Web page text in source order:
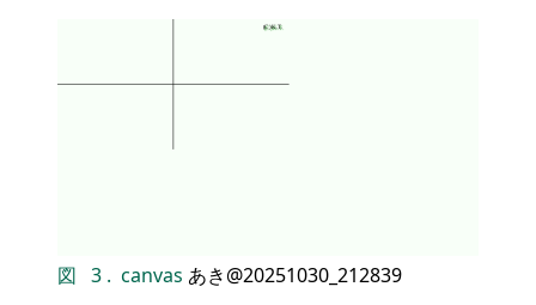
図 3 . canvas あき@20251030_212839